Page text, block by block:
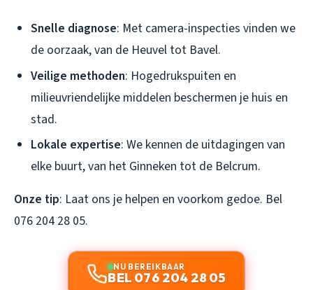
Snelle diagnose: Met camera-inspecties vinden we
de oorzaak, van de Heuvel tot Bavel.
Veilige methoden: Hogedrukspuiten en
milieuvriendelijke middelen beschermen je huis en
stad.
Lokale expertise: We kennen de uitdagingen van
elke buurt, van het Ginneken tot de Belcrum.
Onze tip: Laat ons je helpen en voorkom gedoe. Bel
076 204 28 05.
NU BEREIKBAAR
BEL 076 204 28 05